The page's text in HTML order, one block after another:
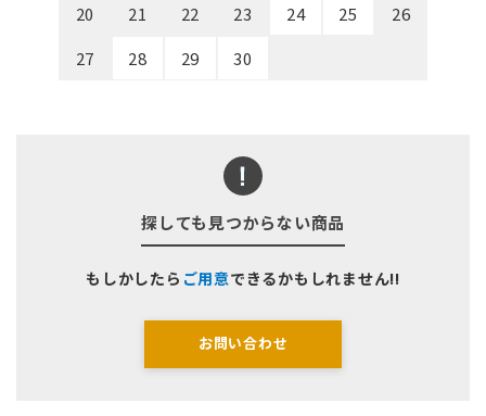
20
21 22 23 24 25
26
27
28 29 30
探しても見つからない商品
もしかしたら ご用意できるかもしれません!!
お問い合わせ